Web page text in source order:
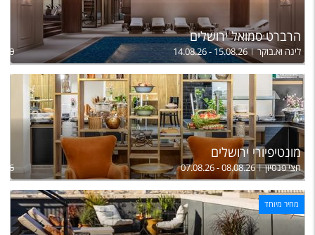
הרברט סמואל ירושלים
לינה וא.בוקר 14.08.26 - 15.08.26
מונטיפיורי ירושלים
חצי פנסיון 07.08.26 - 08.08.26
מחיר מיוחד